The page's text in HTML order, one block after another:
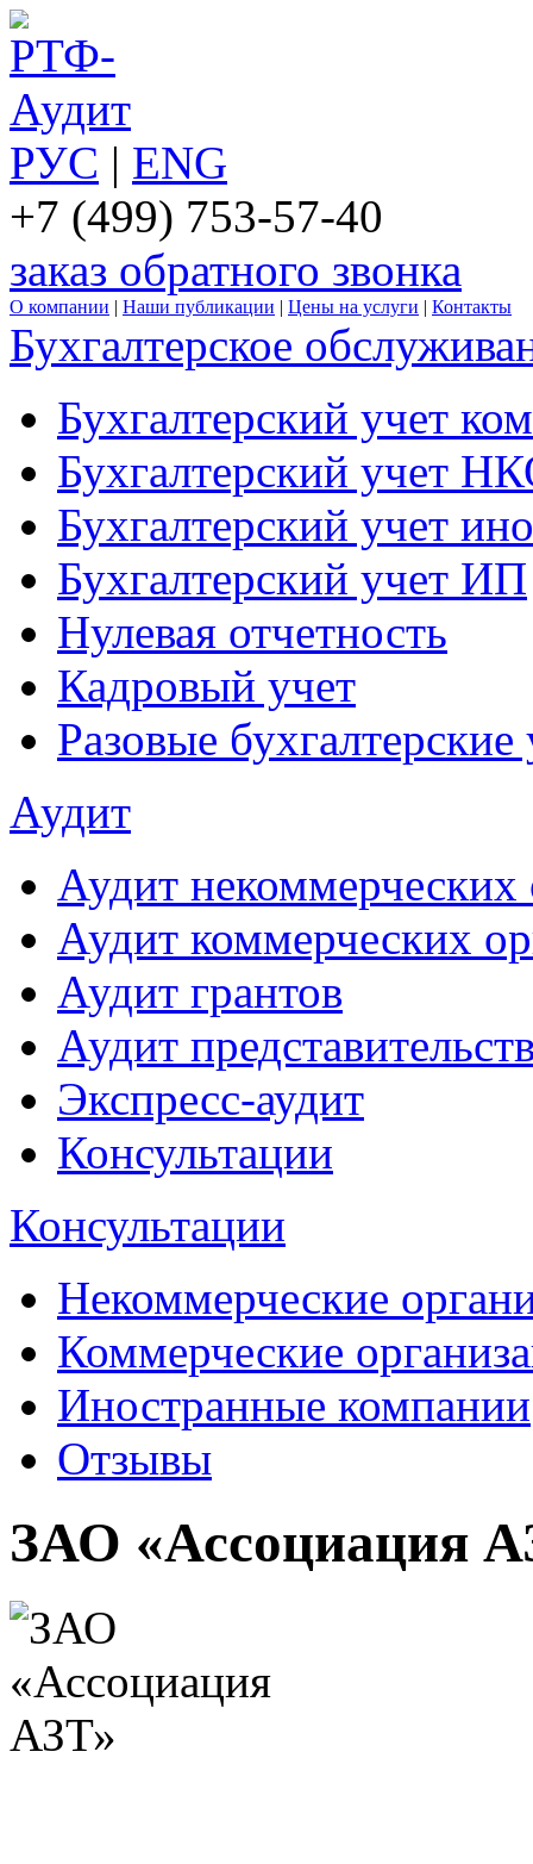
РУС | ENG
+7 (499) 753-57-40
заказ обратного звонка
О компании | Наши публикации | Цены на услуги | Контакты
Бухгалтерское
Бухгалтерский учет
Бухгалтерский учет
Бухгалтерский учет
Бухгалтерский учет ИП
Нулевая отчетность
Кадровый учет
Разовые бухгалтерские
Аудит
Аудит некоммерческих
Аудит коммерческих
Аудит грантов
Аудит
Экспресс-аудит
Консультации
Консультации
Некоммерческие
Коммерческие
Иностранные компании
Отзывы
ЗАО «Ассоциация